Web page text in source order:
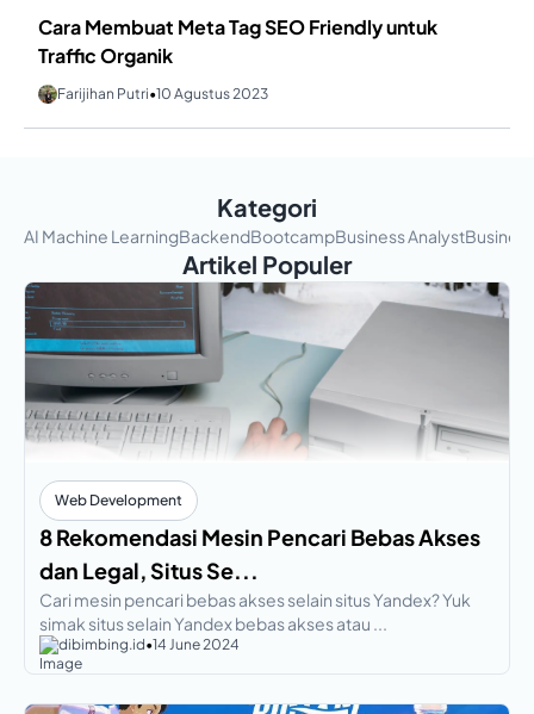
Cara Membuat Meta Tag SEO Friendly untuk
Traffic Organik
Farijihan Putri•10 Agustus 2023
Kategori
AI Machine LearningBackendBootcampBusiness Analyst
Artikel Populer
Web Development
8 Rekomendasi Mesin Pencari Bebas Akses
dan Legal, Situs Se...
Cari mesin pencari bebas akses selain situs Yandex? Yuk
simak situs selain Yandex bebas akses atau ...
dibimbing.id•14 June 2024